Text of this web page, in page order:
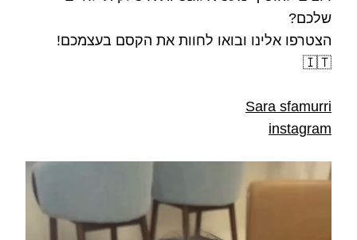
שלכם?
הצטרפו אלינו ובואו לחוות את הקסם בעצמכם!
🇮🇹
Sara sfamurri
instagram